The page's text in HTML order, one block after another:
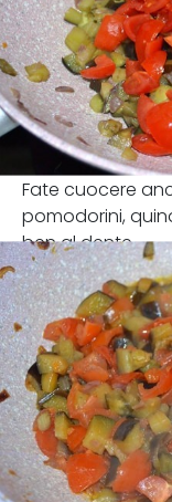
Fate cuocere
pomodorini,
ben al dente.